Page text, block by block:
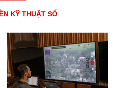
KỸ THUẬT SỐ